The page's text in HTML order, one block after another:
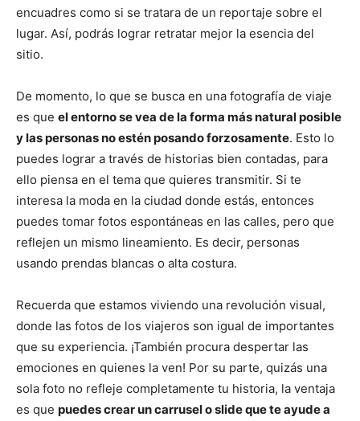
encuadres como si se tratara de un reportaje sobre el
lugar. Así, podrás lograr retratar mejor la esencia del
sitio.
De momento, lo que se busca en una fotografía de viaje
es que el entorno se vea de la forma más natural posible
y las personas no estén posando forzosamente. Esto lo
puedes lograr a través de historias bien contadas, para
ello piensa en el tema que quieres transmitir. Si te
interesa la moda en la ciudad donde estás, entonces
puedes tomar fotos espontáneas en las calles, pero que
reflejen un mismo lineamiento. Es decir, personas
usando prendas blancas o alta costura.
Recuerda que estamos viviendo una revolución visual,
donde las fotos de los viajeros son igual de importantes
que su experiencia. ¡También procura despertar las
emociones en quienes la ven! Por su parte, quizás una
sola foto no refleje completamente tu historia, la ventaja
es que puedes crear un carrusel o slide que te ayude a